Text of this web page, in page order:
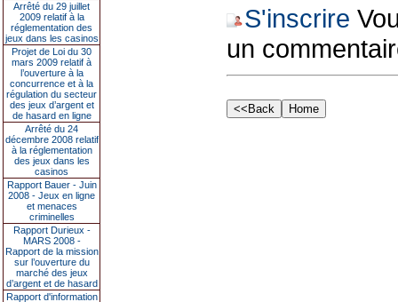
Arrêté du 29 juillet
2009 relatif à la
réglementation des
jeux dans les casinos
Projet de Loi du 30
mars 2009 relatif à
l’ouverture à la
concurrence et à la
régulation du secteur
des jeux d’argent et
de hasard en ligne
Arrêté du 24
décembre 2008 relatif
à la réglementation
des jeux dans les
casinos
Rapport Bauer - Juin
2008 - Jeux en ligne
et menaces
criminelles
Rapport Durieux -
MARS 2008 -
Rapport de la mission
sur l’ouverture du
marché des jeux
d’argent et de hasard
Rapport d'information
S'inscrire
un